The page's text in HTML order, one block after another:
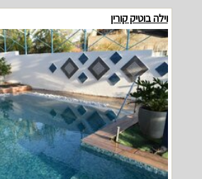
וילה בוטיק קורין